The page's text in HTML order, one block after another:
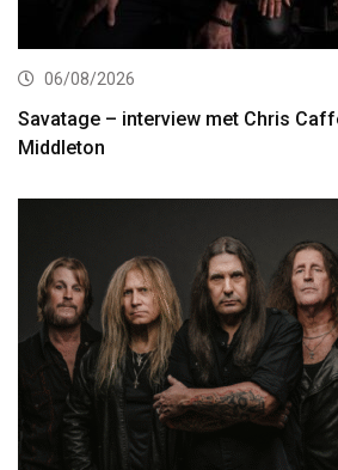
06/08/2026
Savatage – interview met Chris
Middleton